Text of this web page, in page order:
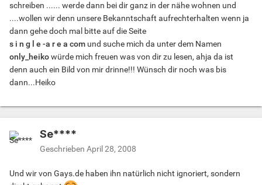
schreiben ...... werde dann bei dir ganz in der nähe wohnen und
....wollen wir denn unsere Bekanntschaft aufrechterhalten wenn ja
dann gehe doch mal bitte auf die Seite
s i n g l e -a r e a com und suche mich da unter dem Namen
only_heikowürde mich freuen was von dir zu lesen, ahja da ist
denn auch ein Bild von mir drinne!!! Wünsch dir noch was bis
dann...Heiko
Se****
Geschrieben April 28, 2008
Und wir von Gays.de haben ihn natürlich nicht ignoriert, sondern